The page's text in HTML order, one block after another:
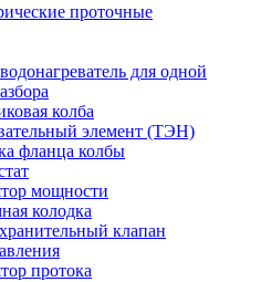
проточные
для одной
колба
элемент (ТЭН)
фланца колбы
мощности
колодка
клапан
протока